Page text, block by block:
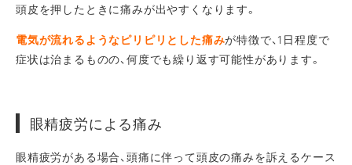
頭皮を押したときに痛みが出やすくなります。
電気が流れるようなピリピリとした痛みが特徴で、1日程度で
症状は治まるものの、何度でも繰り返す可能性があります。
眼精疲労による痛み
眼精疲労がある場合、頭痛に伴って頭皮の痛みを訴えるケース